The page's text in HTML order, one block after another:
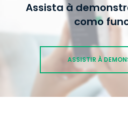
Assista à
como
ASSISTIR À